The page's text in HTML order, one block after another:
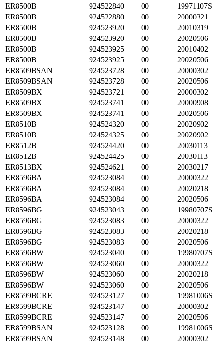
ER8500B
924522840 00
19971107S
ER8500B
924522880 00
20000321
ER8500B
924523920 00
20010319
ER8500B
924523920 00
20020506
ER8500B
924523925 00
20010402
ER8500B
924523925 00
20020506
ER8509BSAN
924523728 00
20000302
ER8509BSAN
924523728 00
20020506
ER8509BX
924523721 00
20000302
ER8509BX
924523741 00
20000908
ER8509BX
924523741 00
20020506
ER8510B
924524320 00
20020902
ER8510B
924524325 00
20020902
ER8512B
924524420 00
20030113
ER8512B
924524425 00
20030113
ER8513BX
924524621 00
20030217
ER8596BA
924523084 00
20000322
ER8596BA
924523084 00
20020218
ER8596BA
924523084 00
20020506
ER8596BG
924523043 00
19980707S
ER8596BG
924523083 00
20000322
ER8596BG
924523083 00
20020218
ER8596BG
924523083 00
20020506
ER8596BW
924523040 00
19980707S
ER8596BW
924523060 00
20000322
ER8596BW
924523060 00
20020218
ER8596BW
924523060 00
20020506
ER8599BCRE
924523127 00
19981006S
ER8599BCRE
924523147 00
20000302
ER8599BCRE
924523147 00
20020506
ER8599BSAN
924523128 00
19981006S
ER8599BSAN
924523148 00
20000302